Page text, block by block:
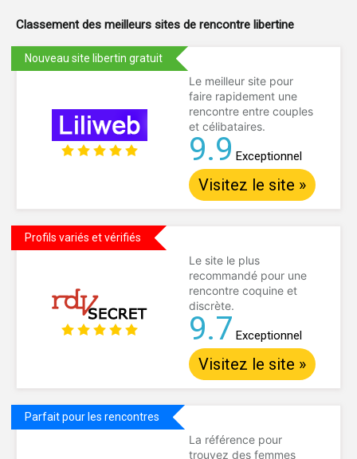
Classement des meilleurs sites de rencontre libertine
Nouveau site libertin gratuit
Le meilleur site pour
faire rapidement une
rencontre entre couples
et célibataires.
9.9 Exceptionnel
Visitez le site »
Profils variés et vérifiés
Le site le plus
recommandé pour une
rencontre coquine et
discrète.
9.7 Exceptionnel
Visitez le site »
Parfait pour les rencontres
La référence pour
trouvez des femmes